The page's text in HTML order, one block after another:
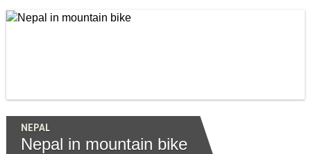
NEPAL
Nepal in mountain bike